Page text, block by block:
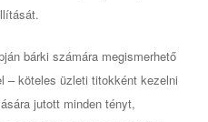
bárki számára megismerhető
– köteles üzleti titokként kezelni
jutott minden tényt,